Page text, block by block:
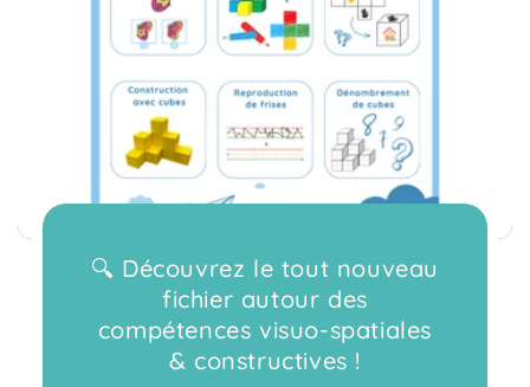
🔍 Découvrez le tout nouveau
fichier autour des
compétences visuo-spatiales
& constructives !